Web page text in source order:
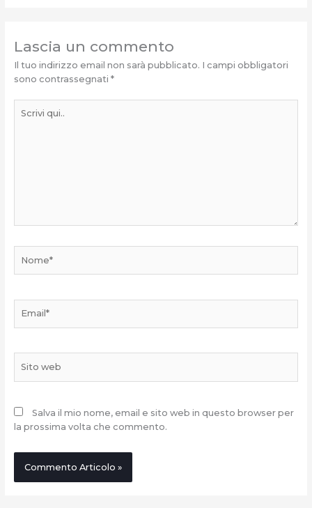
Lascia un commento
Il tuo indirizzo email non sarà pubblicato. I campi obbligatori
sono contrassegnati *
qui..
web
Salva il mio nome, email e sito web in questo browser per
la prossima volta che commento.